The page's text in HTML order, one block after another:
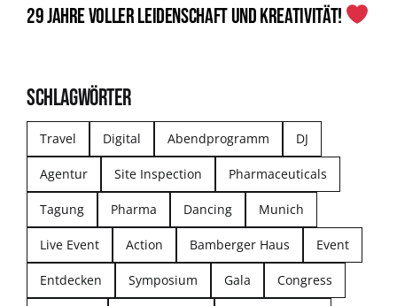
29 Jahre voller Leidenschaft und Kreativität!
SCHLAGWÖRTER
Travel Digital Abendprogramm DJ
Agentur Site Inspection Pharmaceuticals
Tagung Pharma Dancing Munich
Live Event Action Bamberger Haus Event
Entdecken Symposium Gala Congress